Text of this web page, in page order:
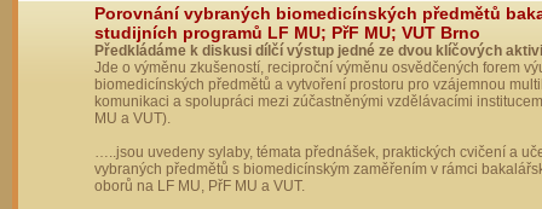
Porovnání vybraných biomedicínských předmětů
studijních programů LF MU; PřF MU; VUT Brno
Předkládáme k diskusi dílčí výstup jedné ze dvou klíčových
Jde o výměnu zkušeností, reciproční výměnu osvědčených forem
biomedicínských předmětů a vytvoření prostoru pro vzájemnou
komunikaci a spolupráci mezi zúčastněnými vzdělávacími
MU a VUT).
…..jsou uvedeny sylaby, témata přednášek, praktických cvičení a
vybraných předmětů s biomedicínským zaměřením v rámci
oborů na LF MU, PřF MU a VUT.